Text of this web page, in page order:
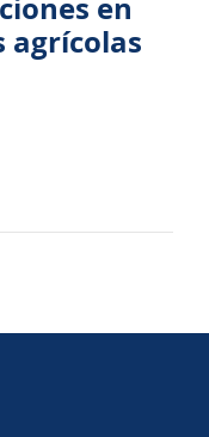
en
agrícolas